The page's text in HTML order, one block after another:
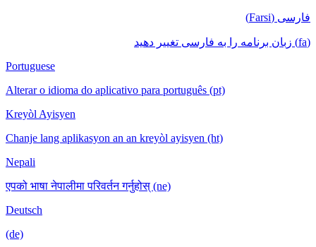
فارسی (Farsi)
(fa) زبان برنامه را به فارسی تغییر دهید
Portuguese
Alterar o idioma do aplicativo para português (pt)
Kreyòl Ayisyen
Chanje lang aplikasyon an an kreyòl ayisyen (ht)
Nepali
एपको भाषा नेपालीमा परिवर्तन गर्नुहोस् (ne)
Deutsch
(de)